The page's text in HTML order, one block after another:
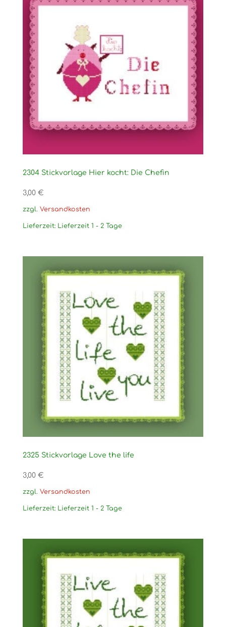
2304 Stickvorlage Hier kocht: Die Chefin
3,00 €
zzgl. Versandkosten
Lieferzeit: Lieferzeit 1 - 2 Tage
2325 Stickvorlage Love the life
3,00 €
zzgl. Versandkosten
Lieferzeit: Lieferzeit 1 - 2 Tage